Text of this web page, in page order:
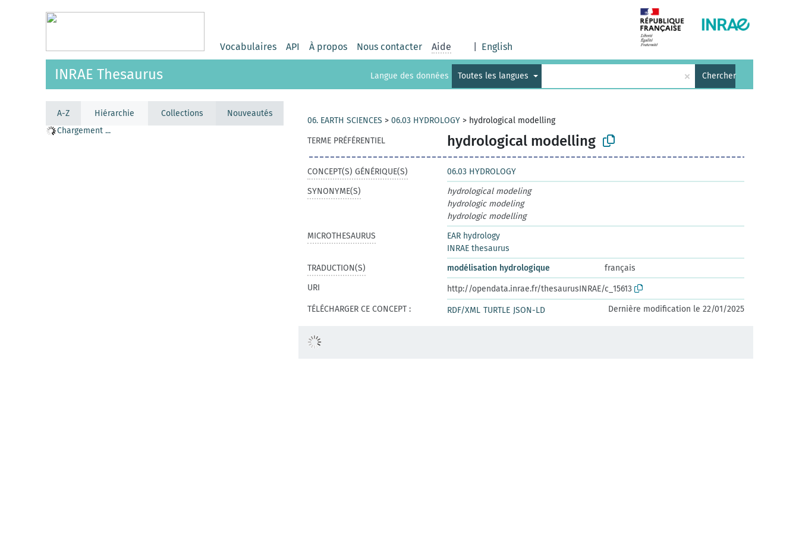
Vocabulaires API À propos Nous contacter Aide English
INRAE Thesaurus Langue des données Toutes les langues × Chercher
A-Z Hiérarchie Collections
Nouveautés
Chargement ...
06. EARTH SCIENCES > 06.03 HYDROLOGY > hydrological modelling
TERME PRÉFÉRENTIEL
hydrological modelling
CONCEPT(S) GÉNÉRIQUE(S)
06.03 HYDROLOGY
SYNONYME(S)
hydrological modeling
hydrologic modeling
hydrologic modelling
MICROTHESAURUS
EAR hydrology
INRAE thesaurus
TRADUCTION(S)
modélisation hydrologique
français
URI
http://opendata.inrae.fr/thesaurusINRAE/c_15613
TÉLÉCHARGER CE CONCEPT :
RDF/XML TURTLE JSON-LD Dernière modification le 22/01/2025